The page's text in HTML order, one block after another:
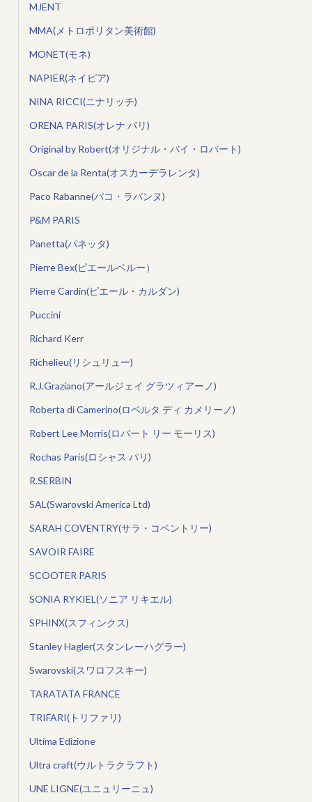
MJENT
MMA(メトロポリタン美術館)
MONET(モネ)
NAPIER(ネイピア)
NINA RICCI(ニナリッチ)
ORENA PARIS(オレナ パリ)
Original by Robert(オリジナル・バイ・ロバート)
Oscar de la Renta(オスカーデラレンタ)
Paco Rabanne(パコ・ラバンヌ)
P&M PARIS
Panetta(パネッタ)
Pierre Bex(ピエールベルー）
Pierre Cardin(ピエール・カルダン)
Puccini
Richard Kerr
Richelieu(リシュリュー)
R.J.Graziano(アールジェイ グラツィアーノ)
Roberta di Camerino(ロベルタ ディ カメリーノ)
Robert Lee Morris(ロバート リー モーリス)
Rochas Paris(ロシャス パリ)
R.SERBIN
SAL(Swarovski America Ltd)
SARAH COVENTRY(サラ・コベントリー)
SAVOIR FAIRE
SCOOTER PARIS
SONIA RYKIEL(ソニア リキエル)
SPHINX(スフィンクス)
Stanley Hagler(スタンレーハグラー)
Swarovski(スワロフスキー)
TARATATA FRANCE
TRIFARI(トリファリ)
Ultima Edizione
Ultra craft(ウルトラクラフト)
UNE LIGNE(ユニュリーニュ)